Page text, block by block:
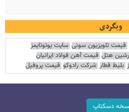
وبگردی
قیمت تلویزیون سونی سایت یوتوتایمز
هتل قیمت آهن فولاد ایرانیان
بلیط قطار شرکت رادوکو قیمت پروفیل
دسکتاپ